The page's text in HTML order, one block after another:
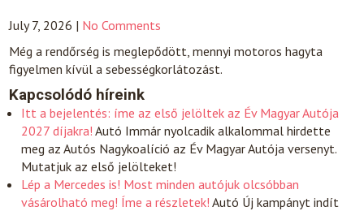
July 7, 2026 | No Comments
Még a rendőrség is meglepődött, mennyi motoros hagyta
figyelmen kívül a sebességkorlátozást.
Kapcsolódó híreink
Itt a bejelentés: íme az első jelöltek az Év Magyar Autója
2027 díjakra! Autó Immár nyolcadik alkalommal hirdette
meg az Autós Nagykoalíció az Év Magyar Autója versenyt.
Mutatjuk az első jelölteket!
Lép a Mercedes is! Most minden autójuk olcsóbban
vásárolható meg! Íme a részletek! Autó Új kampányt indít